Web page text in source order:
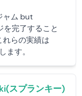
ャム but
完了すること
らの実績は
ます。
スプランキー)